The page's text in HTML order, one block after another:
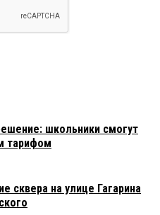
школьники смогут
тарифом
сквера на улице Гагарина